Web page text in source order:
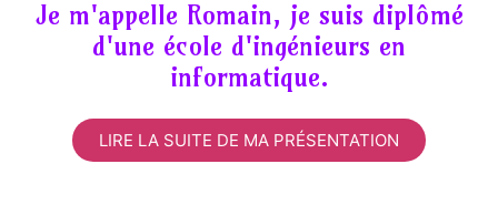
Je m'appelle Romain, je suis diplômé
d'une école d'ingénieurs en
informatique.
LIRE LA SUITE DE MA PRÉSENTATION